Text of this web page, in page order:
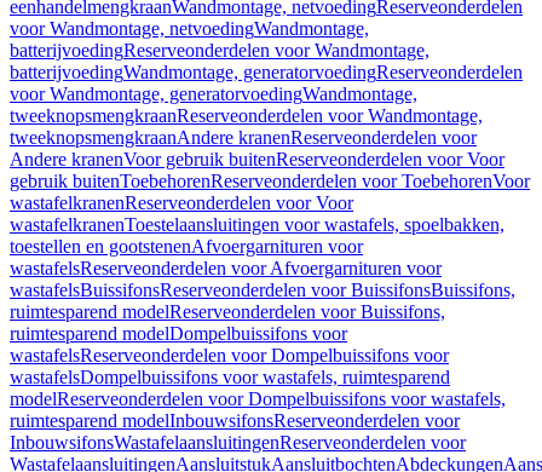
eenhandelmengkraanWandmontage, netvoedingReserveonderdelen
voor Wandmontage, netvoedingWandmontage,
batterijvoedingReserveonderdelen voor Wandmontage,
batterijvoedingWandmontage, generatorvoedingReserveonderdelen
voor Wandmontage, generatorvoedingWandmontage,
tweeknopsmengkraanReserveonderdelen voor Wandmontage,
tweeknopsmengkraanAndere kranenReserveonderdelen voor
Andere kranenVoor gebruik buitenReserveonderdelen voor Voor
gebruik buitenToebehorenReserveonderdelen voor ToebehorenVoor
wastafelkranenReserveonderdelen voor Voor
wastafelkranenToestelaansluitingen voor wastafels, spoelbakken,
toestellen en gootstenenAfvoergarnituren voor
wastafelsReserveonderdelen voor Afvoergarnituren voor
wastafelsBuissifonsReserveonderdelen voor BuissifonsBuissifons,
ruimtesparend modelReserveonderdelen voor Buissifons,
ruimtesparend modelDompelbuissifons voor
wastafelsReserveonderdelen voor Dompelbuissifons voor
wastafelsDompelbuissifons voor wastafels, ruimtesparend
modelReserveonderdelen voor Dompelbuissifons voor wastafels,
ruimtesparend modelInbouwsifonsReserveonderdelen voor
InbouwsifonsWastafelaansluitingenReserveonderdelen voor
WastafelaansluitingenAansluitstukAansluitbochtenAbdeckungen